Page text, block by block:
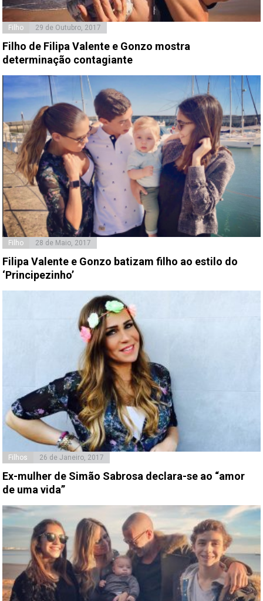
Filho 29 de Outubro, 2017
Filho de Filipa Valente e Gonzo mostra
determinação contagiante
Filho 28 de Maio, 2017
Filipa Valente e Gonzo batizam filho ao estilo do
‘Principezinho’
Filhos 26 de Janeiro, 2017
Ex-mulher de Simão Sabrosa declara-se ao “amor
de uma vida”